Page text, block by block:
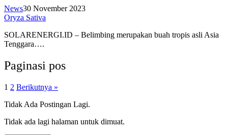
News30 November 2023
Oryza Sativa
SOLARENERGI.ID – Belimbing merupakan buah tropis asli Asia
Tenggara….
Paginasi pos
1 2 Berikutnya »
Tidak Ada Postingan Lagi.
Tidak ada lagi halaman untuk dimuat.